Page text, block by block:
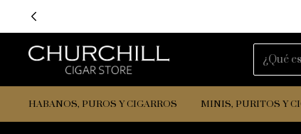
HABANOS, PUROS Y CIGARROS MINIS, PURITOS Y